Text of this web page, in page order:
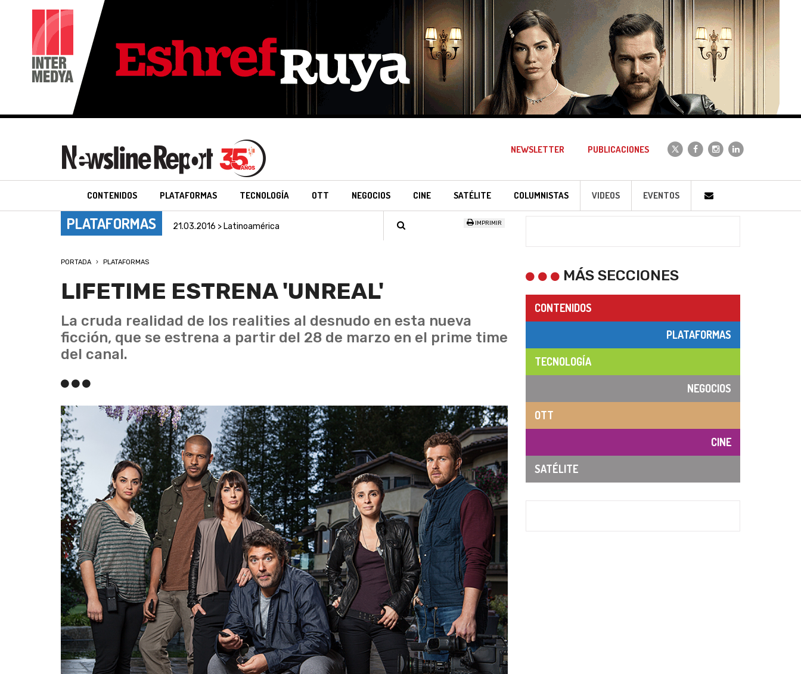
NEWSLETTER PUBLICACIONES
CONTENIDOS PLATAFORMAS TECNOLOGÍA OTT NEGOCIOS CINE SATÉLITE COLUMNISTAS VIDEOS EVENTOS
PLATAFORMAS 21.03.2016 > Latinoamérica IMPRIMIR
PORTADA PLATAFORMAS
LIFETIME ESTRENA 'UNREAL'
La cruda realidad de los realities al desnudo en esta nueva
ficción, que se estrena a partir del 28 de marzo en el prime time
del canal.
MÁS SECCIONES
CONTENIDOS
PLATAFORMAS
TECNOLOGÍA
NEGOCIOS
OTT
CINE
SATÉLITE